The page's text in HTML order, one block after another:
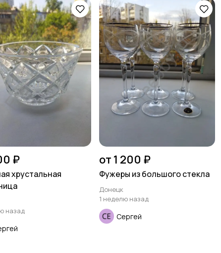
₽
хрустальная
назад
от 1 200 ₽
Фужеры из большого стекла
Донецк
1 неделю назад
Сергей